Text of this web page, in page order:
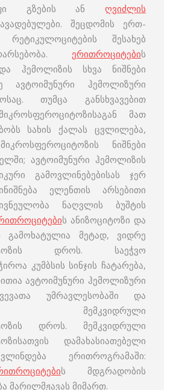
გზების ან ღვიძლის
შეცდომის ერთ-
შესახებ
ერითროციტების
ჰემოლიზის სხვა ნიშნები
ავტოიმუნური ჰემოლიზური
თუმცა განსხვავებით
მათ
სახის ქალას ცვლილება,
ნიშნები
ავტოიმუნური ჰემოლიზის
გამოვლინებებისას ჯერ
ელენთის არსებითი
ნაღვლის ბუშტის
ს ანიზოციტოზი და
გამოხატულია მეტად, ვიდრე
დროს. საეჭვო
კუმბსის სინჯის ჩატარება,
ავტოიმუნური ჰემოლიზური
უმრავლესობაში და
მემკვიდრული
დროს. მემკვიდრული
დამახასიათებელი
ერითროგრამაში:
ს მდგრადობის
მარილმჟავას მიმართ.